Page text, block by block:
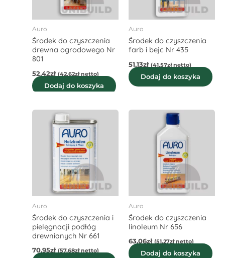
Auro
Środek do czyszczenia
drewna ogrodowego Nr
801
52,42zł (42,62złnetto)
Dodaj do koszyka
Auro
Środek do czyszczenia
farb i bejc Nr 435
51,13zł (41,57złnetto)
Dodaj do koszyka
Auro
Środek do czyszczenia i
pielęgnacji podłóg
drewnianych Nr 661
70,95zł (57,68złnetto)
Auro
Środek do czyszczenia
linoleum Nr 656
63,06zł (51,27złnetto)
Dodaj do koszyka